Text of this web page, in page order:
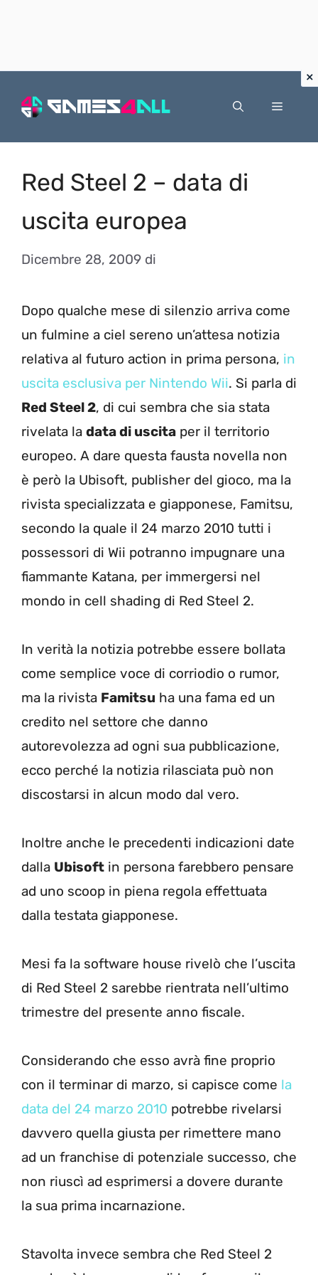
Menu
Red Steel 2 – data di
uscita europea
Dicembre 28, 2009 di
Dopo qualche mese di silenzio arriva come
un fulmine a ciel sereno un’attesa notizia
relativa al futuro action in prima persona, in
uscita esclusiva per Nintendo Wii. Si parla di
Red Steel 2, di cui sembra che sia stata
rivelata la data di uscita per il territorio
europeo. A dare questa fausta novella non
è però la Ubisoft, publisher del gioco, ma la
rivista specializzata e giapponese, Famitsu,
secondo la quale il 24 marzo 2010 tutti i
possessori di Wii potranno impugnare una
fiammante Katana, per immergersi nel
mondo in cell shading di Red Steel 2.
In verità la notizia potrebbe essere bollata
come semplice voce di corriodio o rumor,
ma la rivista Famitsu ha una fama ed un
credito nel settore che danno
autorevolezza ad ogni sua pubblicazione,
ecco perché la notizia rilasciata può non
discostarsi in alcun modo dal vero.
Inoltre anche le precedenti indicazioni date
dalla Ubisoft in persona farebbero pensare
ad uno scoop in piena regola effettuata
dalla testata giapponese.
Mesi fa la software house rivelò che l’uscita
di Red Steel 2 sarebbe rientrata nell’ultimo
trimestre del presente anno fiscale.
Considerando che esso avrà fine proprio
con il terminar di marzo, si capisce come la
data del 24 marzo 2010 potrebbe rivelarsi
davvero quella giusta per rimettere mano
ad un franchise di potenziale successo, che
non riuscì ad esprimersi a dovere durante
la sua prima incarnazione.
Stavolta invece sembra che Red Steel 2